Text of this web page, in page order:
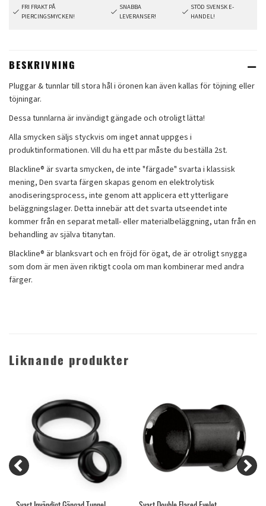
FRI FRAKT PÅ
PIERCINGSMYCKEN!
SNABBA
LEVERANSER!
STÖD SVENSK E-
HANDEL!
BESKRIVNING
Pluggar & tunnlar till stora hål i öronen kan även kallas för töjning eller
töjningar.
Dessa tunnlarna är invändigt gängade och otroligt lätta!
Alla smycken säljs styckvis om inget annat uppges i
produktinformationen. Vill du ha ett par måste du beställa 2st.
Blackline® är svarta smycken, de inte "färgade" svarta i klassisk
mening, Den svarta färgen skapas genom en elektrolytisk
anodiseringsprocess, inte genom att applicera ett ytterligare
beläggningslager. Detta innebär att det svarta utseendet inte
kommer från en separat metall- eller materialbeläggning, utan från en
behandling av själva titanytan.
Blackline® är blanksvart och en fröjd för ögat, de är otroligt snygga
som dom är men även riktigt coola om man kombinerar med andra
färger.
Liknande produkter